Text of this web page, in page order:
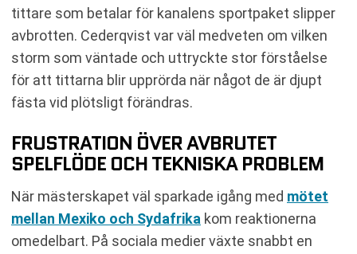
tittare som betalar för kanalens sportpaket slipper
avbrotten. Cederqvist var väl medveten om vilken
storm som väntade och uttryckte stor förståelse
för att tittarna blir upprörda när något de är djupt
fästa vid plötsligt förändras.
FRUSTRATION ÖVER AVBRUTET
SPELFLÖDE OCH TEKNISKA PROBLEM
När mästerskapet väl sparkade igång med mötet
mellan Mexiko och Sydafrika kom reaktionerna
omedelbart. På sociala medier växte snabbt en